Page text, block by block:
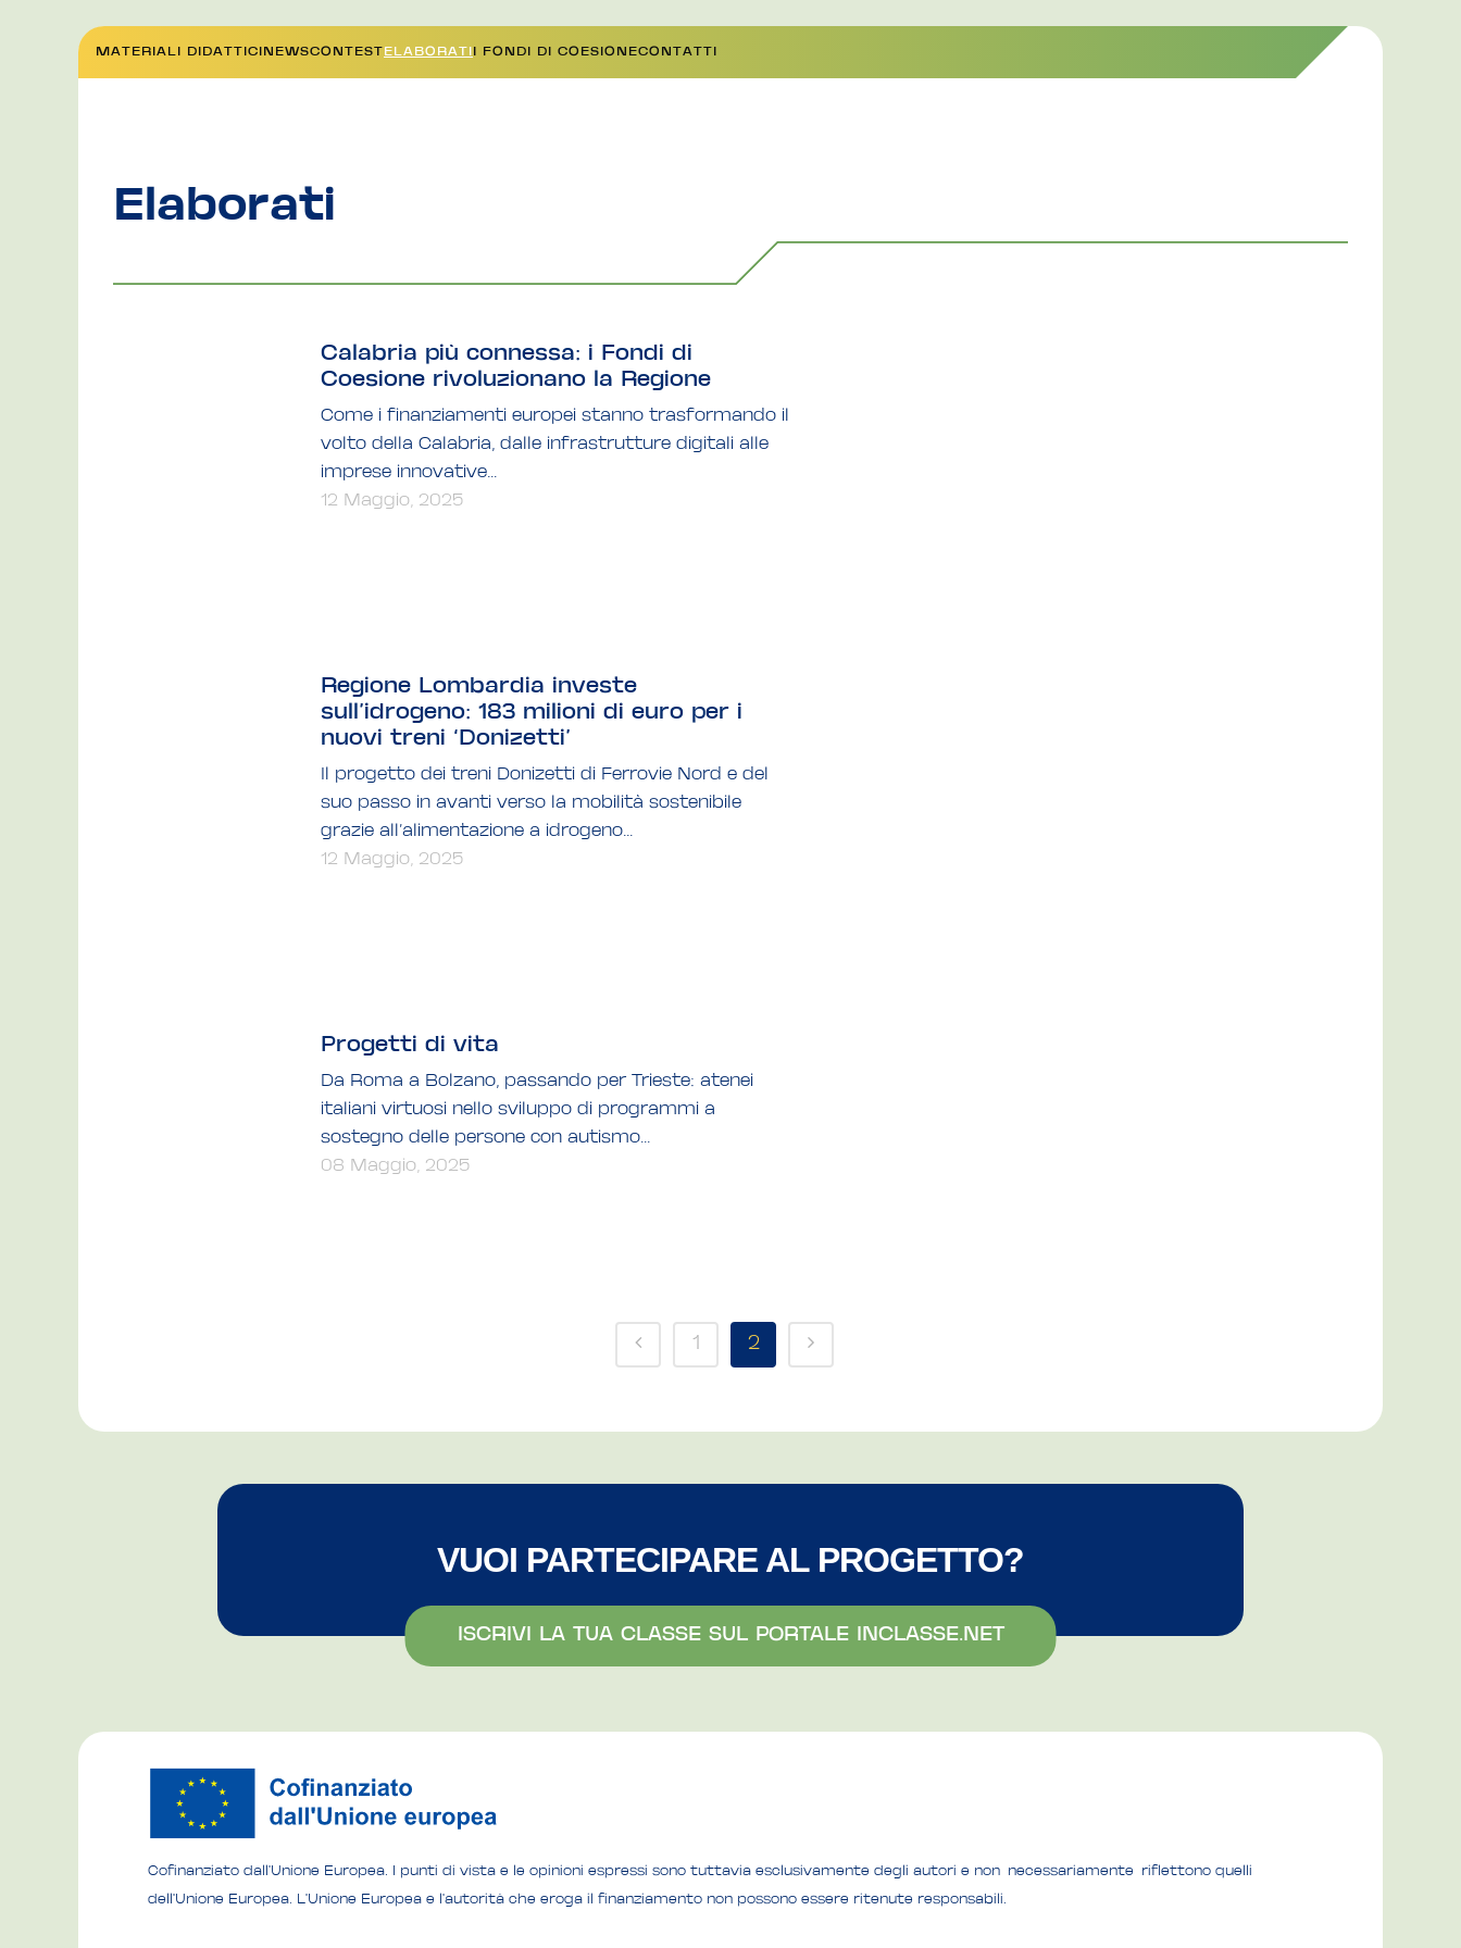
MATERIALI DIDATTICI NEWSCONTEST ELABORATI I FONDI DI COESIONECONTATTI
Elaborati
Calabria più connessa: i Fondi di
Coesione rivoluzionano la Regione
Come i finanziamenti europei stanno trasformando il
volto della Calabria, dalle infrastrutture digitali alle
imprese innovative...
12 Maggio, 2025
Regione Lombardia investe
sull’idrogeno: 183 milioni di euro per i
nuovi treni ‘Donizetti’
Il progetto dei treni Donizetti di Ferrovie Nord e del
suo passo in avanti verso la mobilità sostenibile
grazie all’alimentazione a idrogeno...
12 Maggio, 2025
Progetti di vita
Da Roma a Bolzano, passando per Trieste: atenei
italiani virtuosi nello sviluppo di programmi a
sostegno delle persone con autismo...
08 Maggio, 2025
1 2
VUOI PARTECIPARE AL PROGETTO?
ISCRIVI LA TUA CLASSE SUL PORTALE INCLASSE.NET
Cofinanziato dall'Unione Europea. I punti di vista e le opinioni espressi sono tuttavia esclusivamente degli autori e non necessariamente riflettono quelli
dell'Unione Europea. L'Unione Europea e l'autorità che eroga il finanziamento non possono essere ritenute responsabili.